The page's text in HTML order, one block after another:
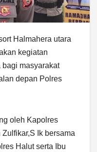
Halmahera utara
kegiatan
bagi masyarakat
depan Polres
oleh Kapolres
Ik bersama
Halut serta Ibu